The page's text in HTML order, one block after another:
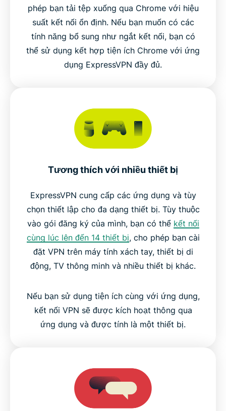
phép bạn tải tệp xuống qua Chrome với hiệu
suất kết nối ổn định. Nếu bạn muốn có các
tính năng bổ sung như ngắt kết nối, bạn có
thể sử dụng kết hợp tiện ích Chrome với ứng
dụng ExpressVPN đầy đủ.
Tương thích với nhiều thiết bị
ExpressVPN cung cấp các ứng dụng và tùy
chọn thiết lập cho đa dạng thiết bị. Tùy thuộc
vào gói đăng ký của mình, bạn có thể kết nối
cùng lúc lên đến 14 thiết bị, cho phép bạn cài
đặt VPN trên máy tính xách tay, thiết bị di
động, TV thông minh và nhiều thiết bị khác.
Nếu bạn sử dụng tiện ích cùng với ứng dụng,
kết nối VPN sẽ được kích hoạt thông qua
ứng dụng và được tính là một thiết bị.